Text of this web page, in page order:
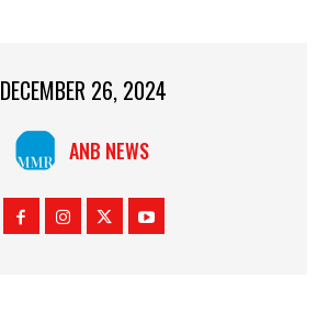
DECEMBER 26, 2024
ANB NEWS